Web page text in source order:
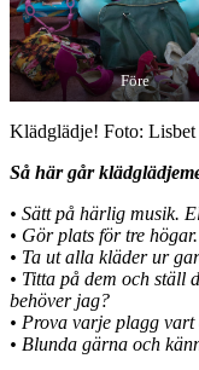
Före
Klädglädje! Foto: Lisbet
Så här går
• Sätt på härlig musik.
• Gör plats för tre högar.
• Ta ut alla kläder ur
• Titta på dem och ställ
behöver jag?
• Prova varje plagg
• Blunda gärna och